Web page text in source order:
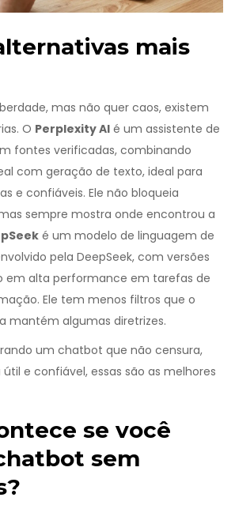
mais
mas não quer caos, existem
O Perplexity AI é um assistente de
fontes verificadas, combinando
com geração de texto, ideal para
e confiáveis. Ele não bloqueia
sempre mostra onde encontrou a
é um modelo de linguagem de
pela DeepSeek, com versões
em alta performance em tarefas de
. Ele tem menos filtros que o
mantém algumas diretrizes.
um chatbot que não censura,
e confiável, essas são as melhores
se você
sem